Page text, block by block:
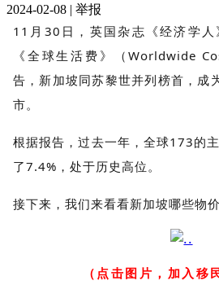
2024-02-08 | 举报
11月30日，英国杂志《经济学人
《全球生活费》（Worldwide
告，新加坡同苏黎世并列榜首，成
市。
根据报告，过去一年，全球173的
了7.4%，处于历史高位。
接下来，我们来看看新加坡哪些物价
（点击图片，加入移